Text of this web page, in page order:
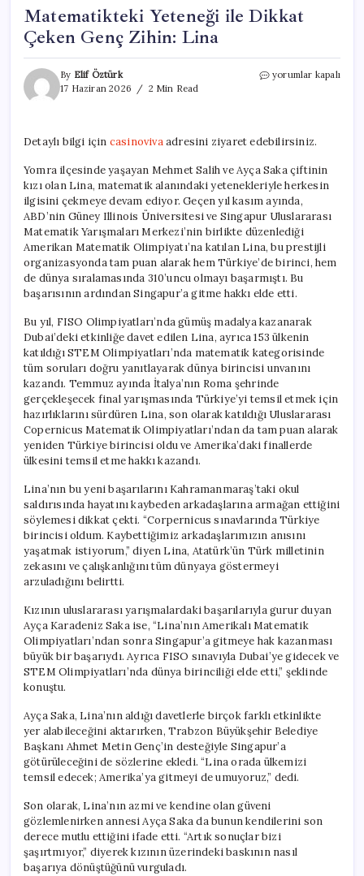
Matematikteki Yeteneği ile Dikkat
Çeken Genç Zihin: Lina
By Elif Öztürk
17 Haziran 2026
2 Min Read
Matematikteki
Genç
Lina
için
yorumlar kapalı
Detaylı bilgi için casinovivaadresini ziyaret edebilirsiniz.
Yomra ilçesinde yaşayan Mehmet Salih ve Ayça Saka çiftinin
kızı olan Lina, matematik alanındaki yetenekleriyle herkesin
ilgisini çekmeye devam ediyor. Geçen yıl kasım ayında,
ABD’nin Güney Illinois Üniversitesi ve Singapur Uluslararası
Matematik Yarışmaları Merkezi’nin birlikte düzenlediği
Amerikan Matematik Olimpiyatı’na katılan Lina, bu prestijli
organizasyonda tam puan alarak hem Türkiye’de birinci, hem
de dünya sıralamasında 310’uncu olmayı başarmıştı. Bu
başarısının ardından Singapur’a gitme hakkı elde etti.
Bu yıl, FISO Olimpiyatları’nda gümüş madalya kazanarak
Dubai’deki etkinliğe davet edilen Lina, ayrıca 153 ülkenin
katıldığı STEM Olimpiyatları’nda matematik kategorisinde
tüm soruları doğru yanıtlayarak dünya birincisi unvanını
kazandı. Temmuz ayında İtalya’nın Roma şehrinde
gerçekleşecek final yarışmasında Türkiye’yi temsil etmek için
hazırlıklarını sürdüren Lina, son olarak katıldığı Uluslararası
Copernicus Matematik Olimpiyatları’ndan da tam puan alarak
yeniden Türkiye birincisi oldu ve Amerika’daki finallerde
ülkesini temsil etme hakkı kazandı.
Lina’nın bu yeni başarılarını Kahramanmaraş’taki okul
saldırısında hayatını kaybeden arkadaşlarına armağan ettiğini
söylemesi dikkat çekti. “Corpernicus sınavlarında Türkiye
birincisi oldum. Kaybettiğimiz arkadaşlarımızın anısını
yaşatmak istiyorum,” diyen Lina, Atatürk’ün Türk milletinin
zekasını ve çalışkanlığını tüm dünyaya göstermeyi
arzuladığını belirtti.
Kızının uluslararası yarışmalardaki başarılarıyla gurur duyan
Ayça Karadeniz Saka ise, “Lina’nın Amerikalı Matematik
Olimpiyatları’ndan sonra Singapur’a gitmeye hak kazanması
büyük bir başarıydı. Ayrıca FISO sınavıyla Dubai’ye gidecek ve
STEM Olimpiyatları’nda dünya birinciliği elde etti,” şeklinde
konuştu.
Ayça Saka, Lina’nın aldığı davetlerle birçok farklı etkinlikte
yer alabileceğini aktarırken, Trabzon Büyükşehir Belediye
Başkanı Ahmet Metin Genç’in desteğiyle Singapur’a
götürüleceğini de sözlerine ekledi. “Lina orada ülkemizi
temsil edecek; Amerika’ya gitmeyi de umuyoruz,” dedi.
Son olarak, Lina’nın azmi ve kendine olan güveni
gözlemlenirken annesi Ayça Saka da bunun kendilerini son
derece mutlu ettiğini ifade etti. “Artık sonuçlar bizi
şaşırtmıyor,” diyerek kızının üzerindeki baskının nasıl
başarıya dönüştüğünü vurguladı.